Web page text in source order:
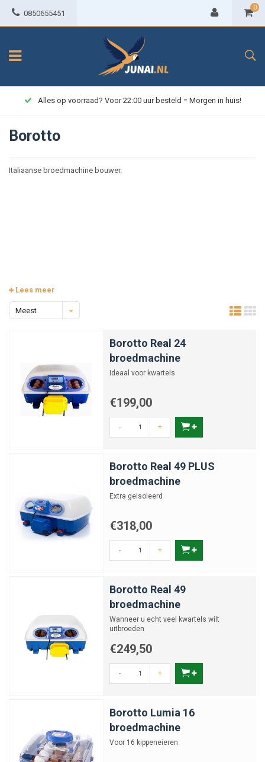
0850655451
0
Alles op voorraad? Voor 22:00 uur besteld = Morgen in huis!
Borotto
Italiaanse broedmachine bouwer.
Lees meer
Meest
Borotto Real 24
broedmachine
Ideaal voor kwartels
€199,00
- +
Borotto Real 49 PLUS
broedmachine
Extra geisoleerd
€318,00
- +
Borotto Real 49
broedmachine
Wanneer u echt veel kwartels wilt
uitbroeden
€249,50
- +
Borotto Lumia 16
broedmachine
Voor 16 kippeneieren